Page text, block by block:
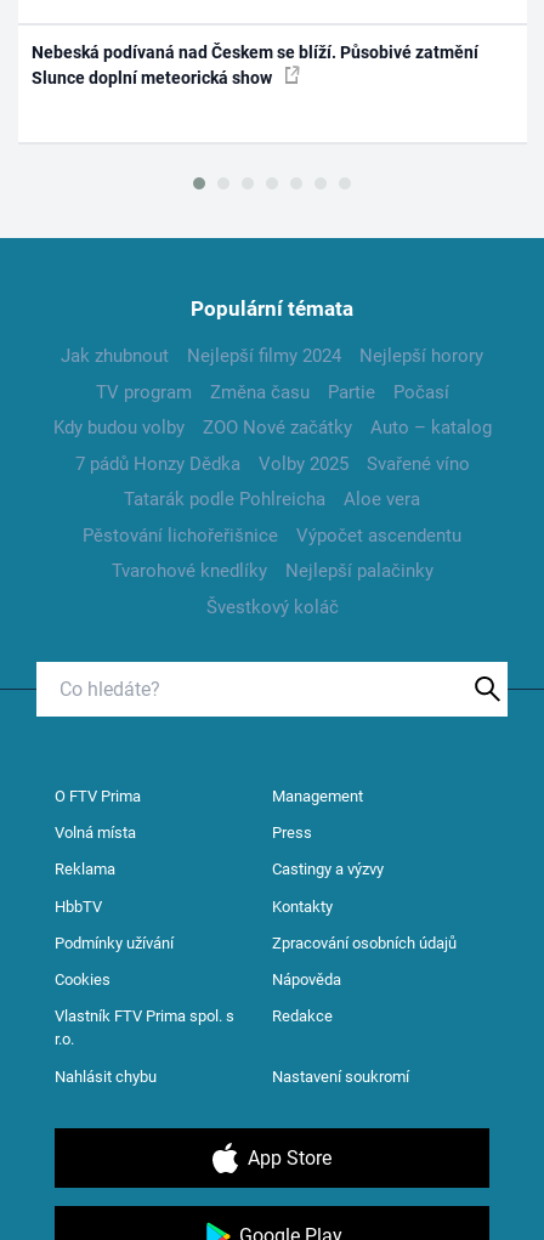
Nebeská podívaná nad Českem se blíží. Působivé zatmění
Slunce doplní meteorická show
Populární témata
Jak zhubnout Nejlepší filmy 2024
Nejlepší horory
TV program
Změna času Partie
Počasí
Kdy budou volby
ZOO Nové začátky
Auto – katalog
7 pádů Honzy Dědka
Volby 2025
Svařené víno
Tatarák podle Pohlreicha
Aloe vera
Pěstování lichořeřišnice
Výpočet ascendentu
Tvarohové knedlíky
Nejlepší palačinky
Švestkový koláč
O FTV Prima Management
Volná místa Press
Reklama Castingy a výzvy
HbbTV Kontakty
Podmínky užívání Zpracování osobních údajů
Cookies Nápověda
Vlastník FTV Prima spol. s
r.o.
Redakce
Nahlásit chybu Nastavení soukromí
App Store